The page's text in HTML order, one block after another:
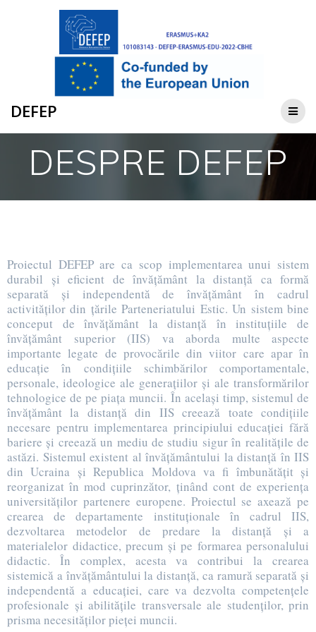
DEFEP
DESPRE DEFEP
Proiectul DEFEP are ca scop implementarea unui sistem
durabil și eficient de învățământ la distanță ca formă
separată și independentă de învățământ în cadrul
activităților din țările Parteneriatului Estic. Un sistem bine
conceput de învățământ la distanță în instituțiile de
învățământ superior (IIS) va aborda multe aspecte
importante legate de provocările din viitor care apar în
educație în condițiile schimbărilor comportamentale,
personale, ideologice ale generațiilor și ale transformărilor
tehnologice de pe piața muncii. În același timp, sistemul de
învățământ la distanță din IIS creează toate condițiile
necesare pentru implementarea principiului educației fără
bariere și creează un mediu de studiu sigur în realitățile de
astăzi. Sistemul existent al învățământului la distanță în IIS
din Ucraina și Republica Moldova va fi îmbunătățit și
reorganizat în mod cuprinzător, ținând cont de experiența
universităților partenere europene. Proiectul se axează pe
crearea de departamente instituționale în cadrul IIS,
dezvoltarea metodelor de predare la distanță și a
materialelor didactice, precum și pe formarea personalului
didactic. În complex, acesta va contribui la crearea
sistemică a învățământului la distanță, ca ramură separată și
independentă a educației, care va dezvolta competențele
profesionale și abilitățile transversale ale studenților, prin
prisma necesităților pieței muncii.